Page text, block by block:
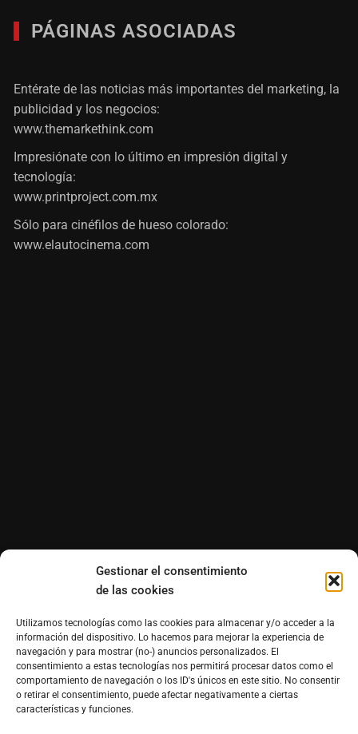
Gestionar el consentimiento
de las cookies
Utilizamos tecnologías como las cookies para almacenar y/o acceder a la
información del dispositivo. Lo hacemos para mejorar la experiencia de
navegación y para mostrar (no-) anuncios personalizados. El
consentimiento a estas tecnologías nos permitirá procesar datos como el
comportamiento de navegación o los ID's únicos en este sitio. No consentir
o retirar el consentimiento, puede afectar negativamente a ciertas
características y funciones.
PÁGINAS ASOCIADAS
Entérate de las noticias más importantes del marketing, la
publicidad y los negocios:
www.themarkethink.com
Impresiónate con lo último en impresión digital y
tecnología:
www.printproject.com.mx
Sólo para cinéfilos de hueso colorado:
www.elautocinema.com